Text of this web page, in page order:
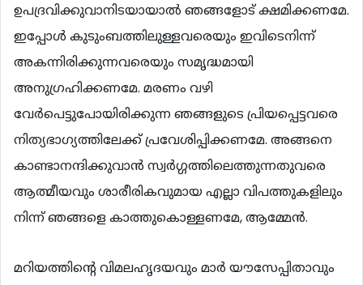
ഉപദ്രവിക്കുവാനിടയായാൽ ഞങ്ങളോട് ക്ഷമിക്കണമേ.
ഇപ്പോൾ കുടുംബത്തിലുള്ളവരെയും ഇവിടെനിന്ന്
അകന്നിരിക്കുന്നവരെയും സമൃദ്ധമായി
അനുഗ്രഹിക്കണമേ. മരണം വഴി
വേർപെട്ടുപോയിരിക്കുന്ന ഞങ്ങളുടെ പ്രിയപ്പെട്ടവരെ
നിത്യഭാഗ്യത്തിലേക്ക് പ്രവേശിപ്പിക്കണമേ. അങ്ങനെ
കാണ്ടാനന്ദിക്കുവാൻ സ്വർഗ്ഗത്തിലെത്തുന്നതുവരെ
ആത്മീയവും ശാരീരികവുമായ എല്ലാ വിപത്തുകളിലും
നിന്ന് ഞങ്ങളെ കാത്തുകൊള്ളണമേ, ആമ്മേൻ.
മറിയത്തിന്റെ വിമലഹൃദയവും മാർ യൗസേപ്പിതാവും